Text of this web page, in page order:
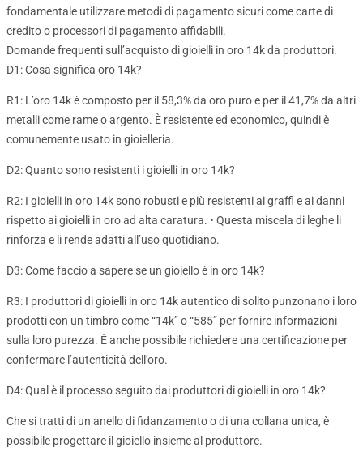
fondamentale utilizzare metodi di pagamento sicuri come carte di
credito o processori di pagamento affidabili.
Domande frequenti sull’acquisto di gioielli in oro 14k da produttori.
D1: Cosa significa oro 14k?
R1: L’oro 14k è composto per il 58,3% da oro puro e per il 41,7% da altri
metalli come rame o argento. È resistente ed economico, quindi è
comunemente usato in gioielleria.
D2: Quanto sono resistenti i gioielli in oro 14k?
R2: I gioielli in oro 14k sono robusti e più resistenti ai graffi e ai danni
rispetto ai gioielli in oro ad alta caratura. • Questa miscela di leghe li
rinforza e li rende adatti all’uso quotidiano.
D3: Come faccio a sapere se un gioiello è in oro 14k?
R3: I produttori di gioielli in oro 14k autentico di solito punzonano i loro
prodotti con un timbro come “14k” o “585” per fornire informazioni
sulla loro purezza. È anche possibile richiedere una certificazione per
confermare l’autenticità dell’oro.
D4: Qual è il processo seguito dai produttori di gioielli in oro 14k?
Che si tratti di un anello di fidanzamento o di una collana unica, è
possibile progettare il gioiello insieme al produttore.